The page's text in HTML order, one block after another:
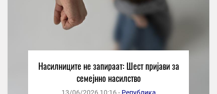
Насилниците не запираат: Шест пријави за
семејнно насилство